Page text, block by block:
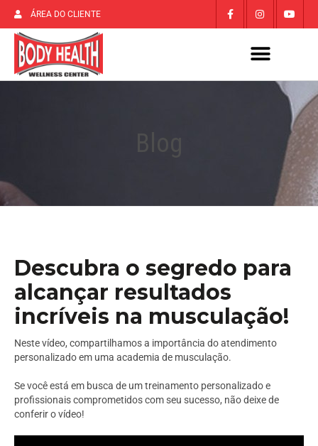
ÁREA DO CLIENTE
Descubra o segredo para
alcançar resultados
incríveis na musculação!
Neste vídeo, compartilhamos a importância do atendimento
personalizado em uma academia de musculação.
Se você está em busca de um treinamento personalizado e
profissionais comprometidos com seu sucesso, não deixe de
conferir o vídeo!